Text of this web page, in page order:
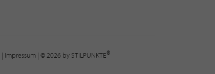
| Impressum | © 2026 by STILPUNKTE®